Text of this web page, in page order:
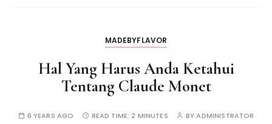
MADEBYFLAVOR
Hal Yang Harus Anda Ketahui
Tentang Claude Monet
6 YEARS AGO READ TIME:2 MINUTES BYADMINISTRATOR